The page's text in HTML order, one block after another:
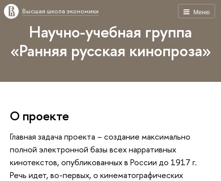
Меню
Высшая школа экономики
Научно-учебная группа
«Ранняя русская кинопроза»
О проекте
Главная задача проекта – создание максимально
полной электронной базы всех нарративных
кинотекстов, опубликованных в России до 1917 г.
Речь идет, во-первых, о кинематографических